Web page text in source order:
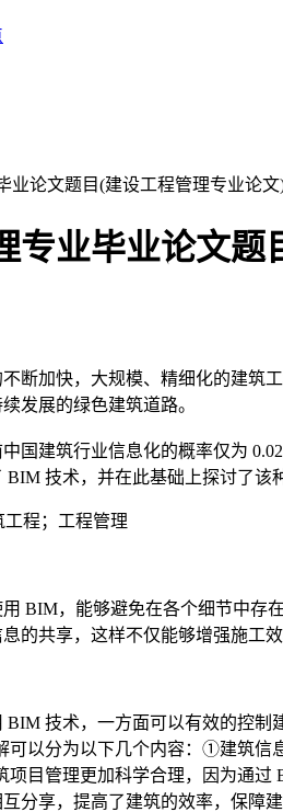
业论文题目(建设工程管理专业论文
专业毕业论文
断加快，大规模、精细化的建筑
发展的绿色建筑道路。
国建筑行业信息化的概率仅为
技术，并在此基础上探讨了该
程；工程管理
BIM，能够避免在各个细节中存
的共享，这样不仅能够增强施工
BIM 技术，一方面可以有效的控
可以分为以下几个内容：①建筑信
目管理更加科学合理，因为通
分享，提高了建筑的效率，保障